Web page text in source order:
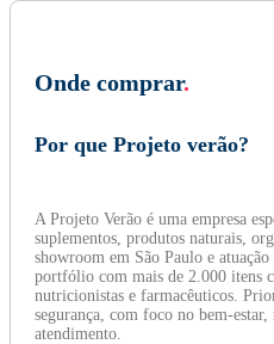
Onde comprar.
Por que Projeto verão?
A Projeto Verão é uma empresa
suplementos, produtos naturais,
showroom em São Paulo e
portfólio com mais de 2.000 itens
nutricionistas e farmacêuticos.
segurança, com foco no bem-
atendimento.